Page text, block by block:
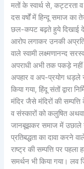
मतों के स्वार्थ से, कट्टरता
दस वर्षों में हिन्दू समाज
छल-कपट बढ़ते हुये दिखाई दे
आरोप लगाकर उनकी
वाले स्वामी लक्ष्मणानन्द
अपराधी अभी तक पकड़े नहीं
अपहार व अप-प्रयोग धड़ले
किया गया, हिंदू संतों द्वारा
मंदिर जैसे मंदिरों की
व संस्कारों को कलुषित अथवा
जानबूझकर समाज में उछाले
प्रतिबद्धता का दावा करने
राष्ट्र की सम्पत्ति पर
समर्थन भी किया गया। लव